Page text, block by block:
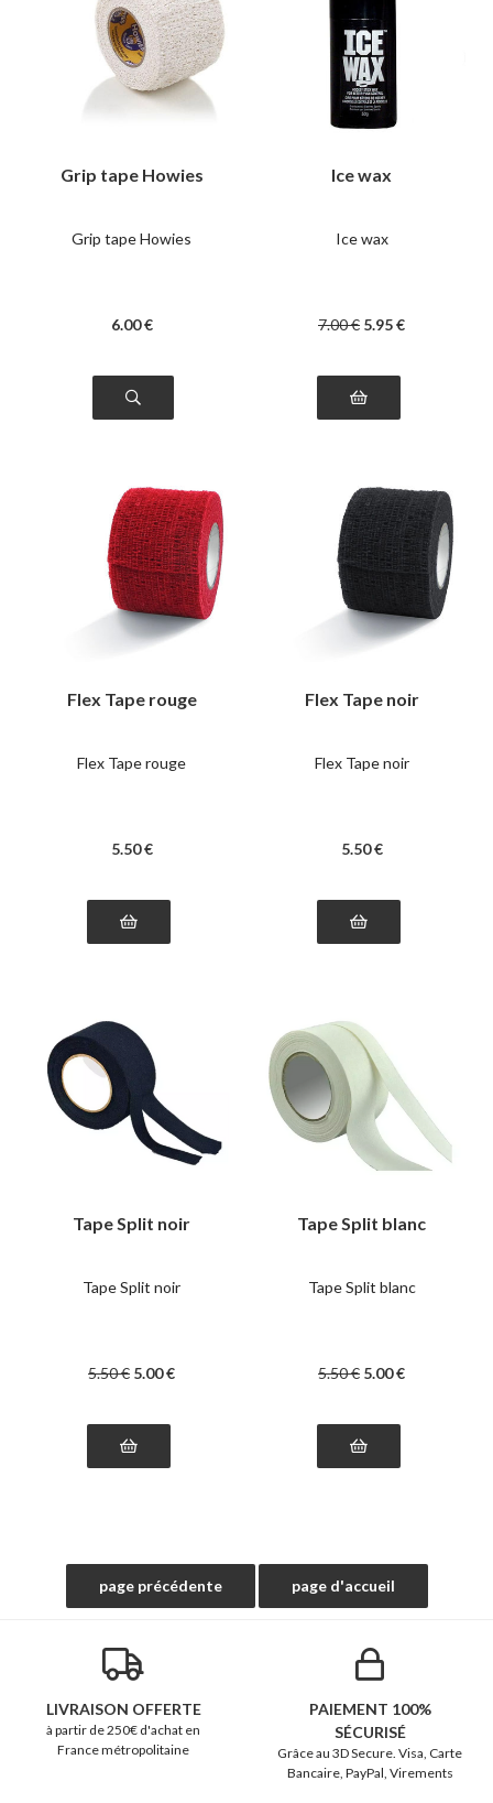
Grip tape Howies
Grip tape Howies
6.00 €
Ice wax
Ice wax
7.00€ 5.95€
Flex Tape rouge
Flex Tape rouge
5.50 €
Flex Tape noir
Flex Tape noir
5.50 €
Tape Split noir
Tape Split noir
5.50€ 5.00€
Tape Split blanc
Tape Split blanc
5.50€ 5.00€
LIVRAISON OFFERTE
à partir de 250€ d'achat en
France métropolitaine
PAIEMENT 100%
SÉCURISÉ
Grâce au 3D Secure. Visa, Carte
Bancaire, PayPal, Virements